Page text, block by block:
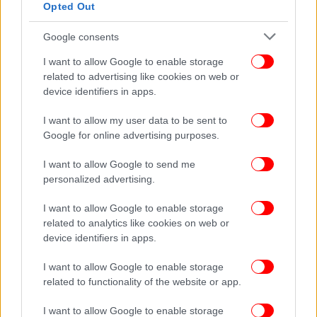
Opted Out
Google consents
I want to allow Google to enable storage
related to advertising like cookies on web or
device identifiers in apps.
I want to allow my user data to be sent to
Google for online advertising purposes.
I want to allow Google to send me
personalized advertising.
I want to allow Google to enable storage
related to analytics like cookies on web or
device identifiers in apps.
I want to allow Google to enable storage
related to functionality of the website or app.
I want to allow Google to enable storage